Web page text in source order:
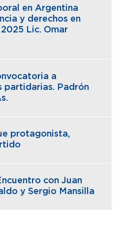
en Argentina
y derechos en
Lic. Omar
a
partidarias. Padrón
protagonista,
con Juan
y Sergio Mansilla